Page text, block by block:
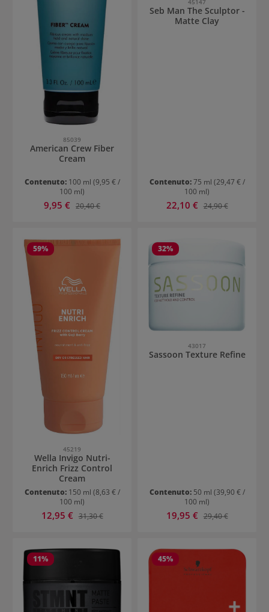
85039
American Crew Fiber
Cream
Contenuto: 100 ml (9,95 € /
100 ml)
Prezzo di vendita:
9,95 € Prezzo normale:
20,40 €
45147
Seb Man The Sculptor -
Matte Clay
Contenuto:75 ml (29,47 € /
100 ml)
Prezzo di vendita:
22,10 € Prezzo normale:
24,90 €
59%
45219
Wella Invigo Nutri-
Enrich Frizz Control
Cream
Contenuto: 150 ml (8,63 € /
100 ml)
Prezzo di vendita:
12,95 € Prezzo normale:
31,30 €
32%
43017
Sassoon Texture Refine
Contenuto: 50 ml (39,90 € /
100 ml)
Prezzo di vendita:
19,95 € Prezzo normale:
29,40 €
11% 45%